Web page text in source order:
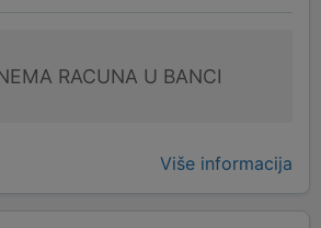
RACUNA U BANCI
Više informacija